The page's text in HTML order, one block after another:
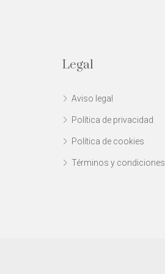
Legal
Aviso legal
Política de privacidad
Política de cookies
Términos y condiciones